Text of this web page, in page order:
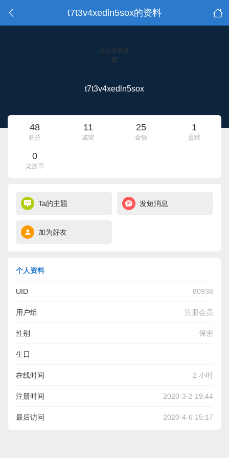
t7t3v4xedln5sox的资料
点击重新加
载
t7t3v4xedln5sox
48
积分
11
威望
25
金钱
1
贡献
0
龙族币
Ta的主题 发短消息
加为好友
个人资料
UID 80938
用户组 注册会员
性别 保密
生日 -
在线时间 2 小时
注册时间 2020-3-2 19:44
最后访问 2020-4-6 15:17